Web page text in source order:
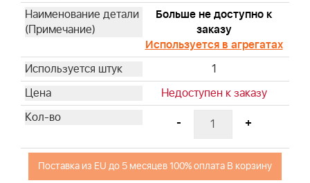
Больше не доступно к
заказу
Используется в агрегатах
1
Недоступен к заказу
-
+
Поставка из EU до 5 месяцев 100% оплата В корзину